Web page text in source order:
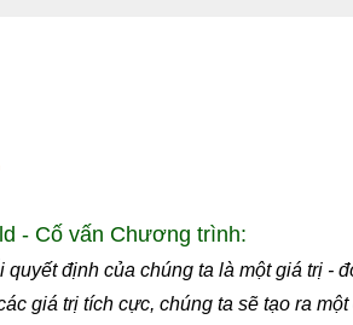
- Cố vấn Chương trình:
định của chúng ta là một giá trị -
giá trị tích cực, chúng ta sẽ tạo ra